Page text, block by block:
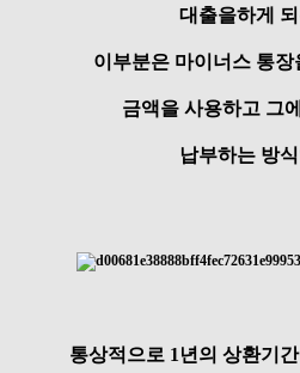
대출을하게
이부분은 마이너스 통
금액을 사용하고 그
납부하는 방
통상적으로 1년의 상환기